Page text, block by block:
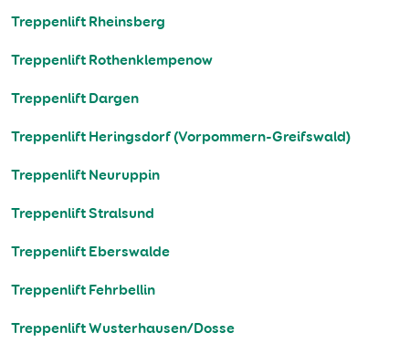
Treppenlift Rheinsberg
Treppenlift Rothenklempenow
Treppenlift Dargen
Treppenlift Heringsdorf (Vorpommern-Greifswald)
Treppenlift Neuruppin
Treppenlift Stralsund
Treppenlift Eberswalde
Treppenlift Fehrbellin
Treppenlift Wusterhausen/Dosse